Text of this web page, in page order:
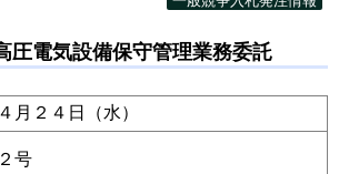
圧電気設備保守管理業務委託
月２４日（水）
号